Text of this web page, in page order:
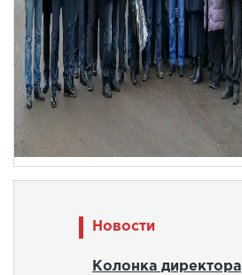
Новости
Колонка директора